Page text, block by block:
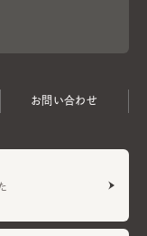
お問い合わせ